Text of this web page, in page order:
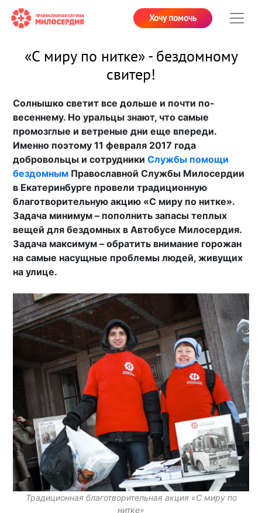
Хочу помочь
«С миру по нитке» - бездомному
свитер!
Солнышко светит все дольше и почти по-
весеннему. Но уральцы знают, что самые
промозглые и ветреные дни еще впереди.
Именно поэтому 11 февраля 2017 года
добровольцы и сотрудникиСлужбы помощи
бездомным Православной Службы Милосердии
в Екатеринбурге провели традиционную
благотворительную акцию «C миру по нитке».
Задача минимум – пополнить запасы теплых
вещей для бездомных в Автобусе Милосердия.
Задача максимум – обратить внимание горожан
на самые насущные проблемы людей, живущих
на улице.
Традиционная благотворительная акция «C миру по
нитке»